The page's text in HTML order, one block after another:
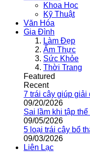
Khoa Học
Kỹ Thuật
Văn Hóa
Gia Đình
Làm Đẹp
Ẩm Thực
Sức Khỏe
Thời Trang
Featured
Recent
7 trái cây giúp giải
09/20/2026
Sai lầm khi tập
09/05/2026
5 loại trái cây bổ
09/03/2026
Liên Lạc